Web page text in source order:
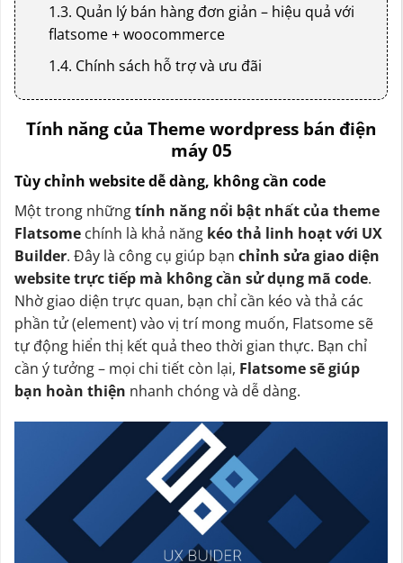
1.3. Quản lý bán hàng đơn giản – hiệu quả với
flatsome + woocommerce
1.4. Chính sách hỗ trợ và ưu đãi
Tính năng của Theme wordpress bán điện
máy 05
Tùy chỉnh website dễ dàng, không cần code
Một trong nhữngtính năng nổi bật nhất của theme
Flatsome chính là khả năng kéo thả linh hoạt với UX
Builder. Đây là công cụ giúp bạn chỉnh sửa giao diện
website trực tiếp mà không cần sử dụng mã code.
Nhờ giao diện trực quan, bạn chỉ cần kéo và thả các
phần tử (element) vào vị trí mong muốn, Flatsome sẽ
tự động hiển thị kết quả theo thời gian thực. Bạn chỉ
cần ý tưởng – mọi chi tiết còn lại, Flatsome sẽ giúp
bạn hoàn thiện nhanh chóng và dễ dàng.